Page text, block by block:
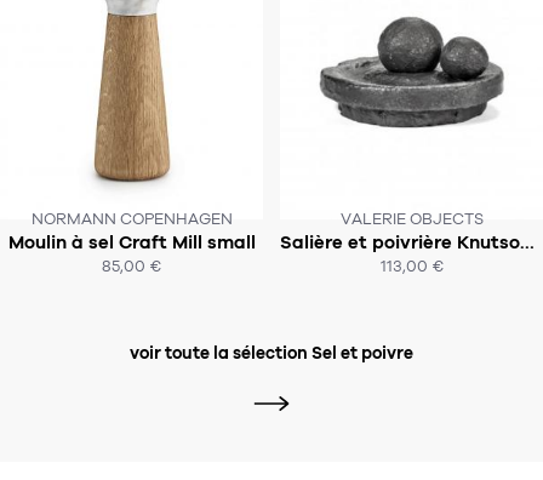
NORMANN COPENHAGEN
Moulin à sel Craft Mill small
85,00 €
SOUS 3 SEMAINES
ACHAT EXPRESS
VALERIE OBJECTS
Salière et poivrière Knutson Ballouhey - VALERIE OBJECTS
113,00 €
CE PRODUIT N'EST PLUS EN STOCK
:-(
ACHAT EXPRESS
voir toute la sélection Sel et poivre